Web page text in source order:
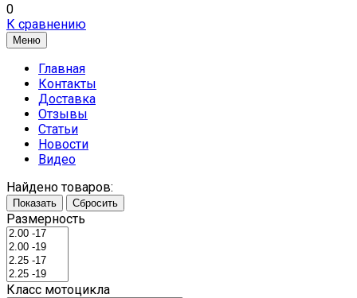
0
К сравнению
Меню
Главная
Контакты
Доставка
Отзывы
Статьи
Новости
Видео
Найдено товаров:
Показать Сбросить
Размерность
Класс мотоцикла